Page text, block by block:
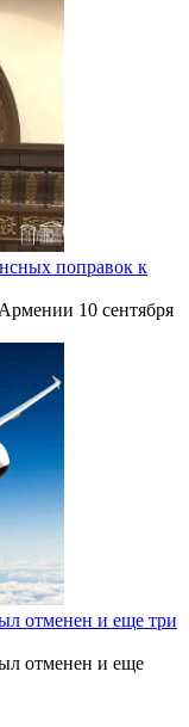
поправок к
10 сентября
отменен и еще три
отменен и еще